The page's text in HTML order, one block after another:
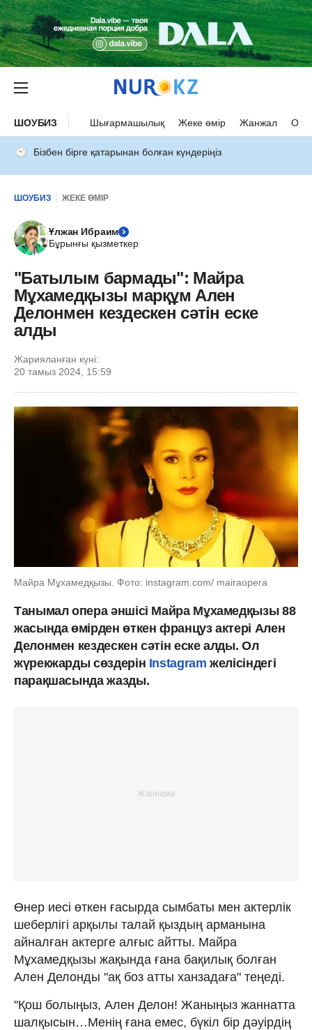
ШОУБИЗ Шығармашылық Жеке өмір Жанжал
Бізбен бірге қатарынан болған күндеріңіз
ШОУБИЗ ЖЕКЕ ӨМІР
Ұлжан Ибраим
Бұрынғы қызметкер
"Батылым бармады": Майра
Мұхамедқызы марқұм Ален
Делонмен кездескен сәтін еске
алды
Жарияланған күні:
20 тамыз 2024, 15:59
Майра Мұхамедқызы. Фото: instagram.com/ mairaopera
Танымал опера әншісі Майра Мұхамедқызы 88
жасында өмірден өткен француз актері Ален
Делонмен кездескен сәтін еске алды. Ол
жүрекжарды сөздерін Instagramжелісіндегі
парақшасында жазды.
Өнер иесі өткен ғасырда сымбаты мен актерлік
шеберлігі арқылы талай қыздың арманына
айналған актерге алғыс айтты. Майра
Мұхамедқызы жақында ғана бақилық болған
Ален Делонды "ақ боз атты ханзадаға" теңеді.
"Қош болыңыз, Ален Делон! Жаныңыз жаннатта
шалқысын…Менің ғана емес, бүкіл бір дәуірдің